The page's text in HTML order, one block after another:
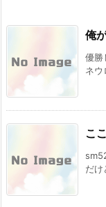
俺
優勝
ネウ
こ
だけ